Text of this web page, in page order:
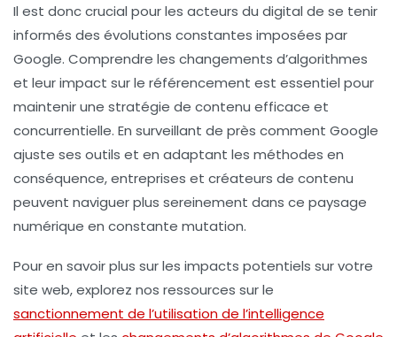
Il est donc crucial pour les acteurs du digital de se tenir
informés des évolutions constantes imposées par
Google. Comprendre les changements d’algorithmes
et leur impact sur le référencement est essentiel pour
maintenir une stratégie de contenu efficace et
concurrentielle. En surveillant de près comment Google
ajuste ses outils et en adaptant les méthodes en
conséquence, entreprises et créateurs de contenu
peuvent naviguer plus sereinement dans ce paysage
numérique en constante mutation.
Pour en savoir plus sur les impacts potentiels sur votre
site web, explorez nos ressources sur le
sanctionnement de l’utilisation de l’intelligence